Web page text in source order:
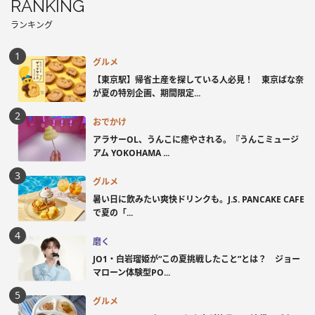
RANKING
ランキング
グルメ
【東京駅】帰省土産を探している人必見！ 東京ばな奈
が夏の特別企画、期間限定...
おでかけ
アラサーOL、うんこに癒やされる。『うんこミュージ
アム YOKOHAMA ...
グルメ
暑い日に飲みたい爽快ドリンクも。J.S. PANCAKE CAFE
で夏の「...
磨く
JO1・白岩瑠姫が“この夏挑戦したこと”とは？ ジョー
マローン体験型PO...
グルメ